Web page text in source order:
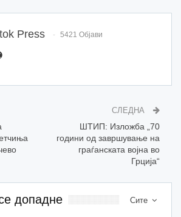
Press 5421 Објави
СЛЕДНА
ШТИП: Изложба „70
години од завршување на
граѓанската војна во
Грција“
Сите
допадне